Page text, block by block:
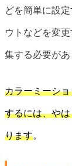
どを簡単に設
ウトなどを変
集する必要があ
カラーミーシ
するには、や
ります。